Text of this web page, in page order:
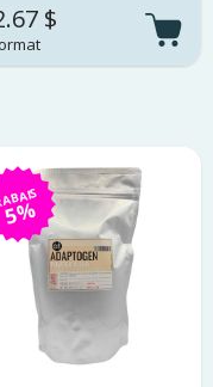
$
5%